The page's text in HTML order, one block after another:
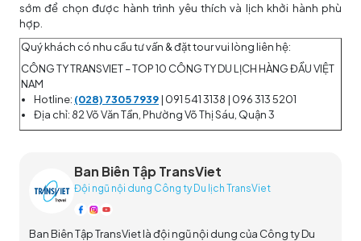
sớm để chọn được hành trình yêu thích và lịch khởi hành phù
hợp.
Quý khách có nhu cầu tư vấn & đặt tour vui lòng liên hệ:
CÔNG TY TRANSVIET – TOP 10 CÔNG TY DU LỊCH HÀNG ĐẦU VIỆT
NAM
Hotline: (028) 7305 7939| 091 541 3138 | 096 313 5201
Địa chỉ: 82 Võ Văn Tần, Phường Võ Thị Sáu, Quận 3
Ban Biên Tập TransViet
Đội ngũ nội dung Công ty Du lịch TransViet
Ban Biên Tập TransViet là đội ngũ nội dung của Công ty Du